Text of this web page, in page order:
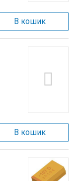
В кошик
В кошик